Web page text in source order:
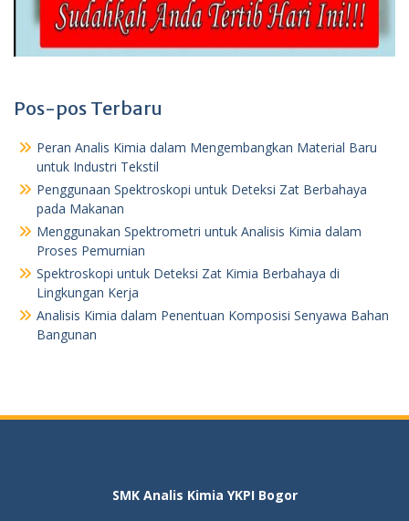
Pos-pos Terbaru
Peran Analis Kimia dalam Mengembangkan Material Baru
untuk Industri Tekstil
Penggunaan Spektroskopi untuk Deteksi Zat Berbahaya
pada Makanan
Menggunakan Spektrometri untuk Analisis Kimia dalam
Proses Pemurnian
Spektroskopi untuk Deteksi Zat Kimia Berbahaya di
Lingkungan Kerja
Analisis Kimia dalam Penentuan Komposisi Senyawa Bahan
Bangunan
SMK Analis Kimia YKPI Bogor